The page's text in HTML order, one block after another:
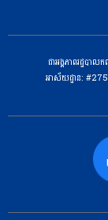
ជាអង្គភាពរដ្ឋបា
អាស័យដ្ឋាន: #275